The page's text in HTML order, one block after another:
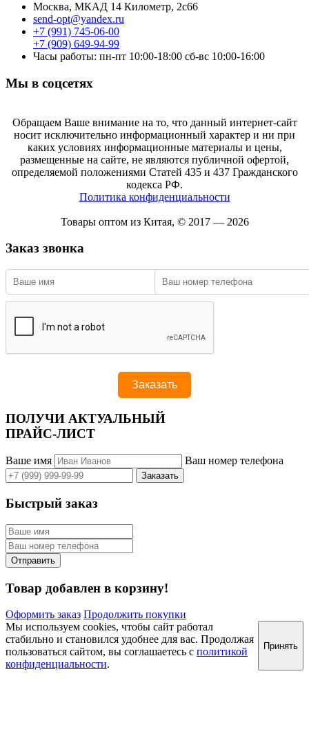
Москва, МКАД 14 Километр, 2с66
send-opt@yandex.ru
+7 (991) 745-06-00
+7 (909) 649-94-99
Часы работы: пн-пт 10:00-18:00 сб-вс 10:00-16:00
Мы в соцсетях
Обращаем Ваше внимание на то, что данный интернет-сайт
носит исключительно информационный характер и ни при
каких условиях информационные материалы и цены,
размещенные на сайте, не являются публичной офертой,
определяемой положениями Статей 435 и 437 Гражданского
кодекса РФ.
Политика конфиденциальности
Товары оптом из Китая, © 2017 — 2026
Заказ звонка
ПОЛУЧИ АКТУАЛЬНЫЙ
ПРАЙС-ЛИСТ
Ваше имя Ваш номер телефона
Быстрый заказ
Товар добавлен в корзину!
Оформить заказ Продолжить покупки
Мы используем cookies, чтобы сайт работал
стабильно и становился удобнее для вас. Продолжая
пользоваться сайтом, вы соглашаетесь с политикой
конфиденциальности.
Принять